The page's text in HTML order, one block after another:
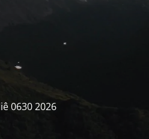
0630 2026